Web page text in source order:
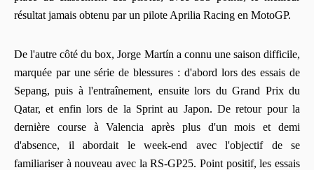
résultat jamais obtenu par un pilote Aprilia Racing en MotoGP.
De l'autre côté du box, Jorge Martín a connu une saison difficile,
marquée par une série de blessures : d'abord lors des essais de
Sepang, puis à l'entraînement, ensuite lors du Grand Prix du
Qatar, et enfin lors de la Sprint au Japon. De retour pour la
dernière course à Valencia après plus d'un mois et demi
d'absence, il abordait le week-end avec l'objectif de se
familiariser à nouveau avec la RS-GP25. Point positif, les essais